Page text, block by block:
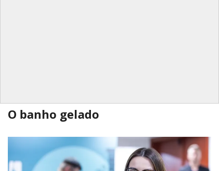
O banho gelado